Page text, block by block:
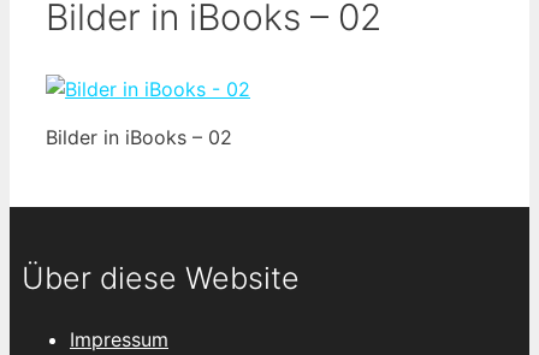
Bilder in iBooks – 02
Bilder in iBooks – 02
Über diese Website
Impressum